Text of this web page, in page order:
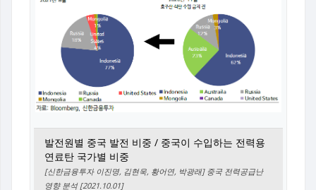
발전원별 중국 발전 비중 / 중국이 수입하는 전력용
연료탄 국가별 비중
[신한금융투자 이진명, 김현욱, 황어연, 박광래] 중국 전력공급난
영향 분석 [2021.10.01]